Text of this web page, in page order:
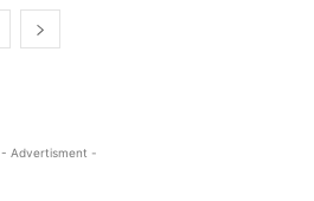
- Advertisment -